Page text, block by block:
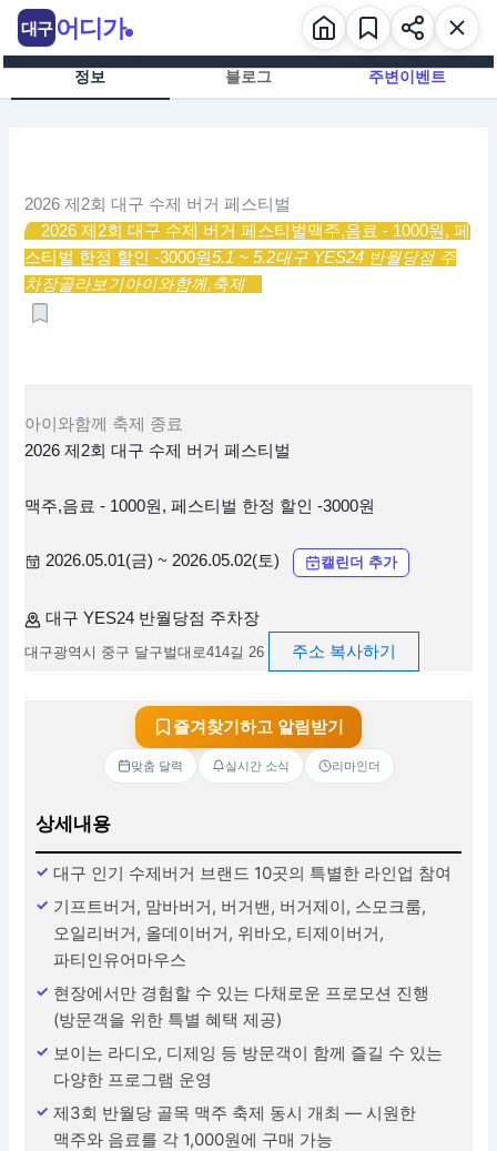
츠
정보 블로그 주변이벤트
2026 제2회 대구 수제 버거 페스티벌
2026 제2회 대구 수제 버거 페스티벌맥주,음료 - 1000원, 페
스티벌 한정 할인 -3000원5.1 ~ 5.2대구 YES24 반월당점 주
차장골라보기아이와함께,축제
아이와함께 축제 종료
2026 제2회 대구 수제 버거 페스티벌
맥주,음료 - 1000원, 페스티벌 한정 할인 -3000원
2026.05.01(금) ~ 2026.05.02(토) 캘린더 추가
대구 YES24 반월당점 주차장
대구광역시 중구 달구벌대로414길 26 주소 복사하기
즐겨찾기하고 알림받기
맞춤 달력 실시간 소식 리마인더
상세내용
대구 인기 수제버거 브랜드 10곳의 특별한 라인업 참여
기프트버거, 맘바버거, 버거밴, 버거제이, 스모크룸,
오일리버거, 올데이버거, 위바오, 티제이버거,
파티인유어마우스
현장에서만 경험할 수 있는 다채로운 프로모션 진행
(방문객을 위한 특별 혜택 제공)
보이는 라디오, 디제잉 등 방문객이 함께 즐길 수 있는
다양한 프로그램 운영
제3회 반월당 골목 맥주 축제 동시 개최 — 시원한
맥주와 음료를 각 1,000원에 구매 가능
대구 어디가